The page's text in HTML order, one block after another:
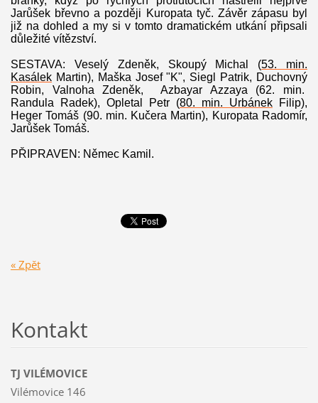
Jarůšek břevno a později Kuropata tyč. Závěr zápasu byl
již na dohled a my si v tomto dramatickém utkání připsali
důležité vítězství.
SESTAVA: Veselý Zdeněk, Skoupý Michal (53. min.
KasálekMartin), Maška Josef "K", Siegl Patrik, Duchovný
Robin, Valnoha Zdeněk, Azbayar Azzaya (62. min.
Randula Radek), Opletal Petr (80. min. Urbánek Filip),
Heger Tomáš (90. min. Kučera Martin), Kuropata Radomír,
Jarůšek Tomáš.
PŘIPRAVEN: Němec Kamil.
« Zpět
Kontakt
TJ VILÉMOVICE
Vilémovice 146